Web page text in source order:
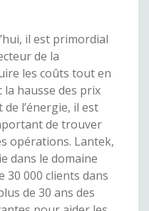
il est primordial
de la
les coûts tout en
la hausse des prix
l’énergie, il est
de trouver
opérations. Lantek,
dans le domaine
30 000 clients dans
de 30 ans des